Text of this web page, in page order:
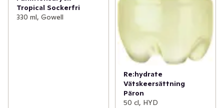
Tropical Sockerfri
330 ml, Gowell
Re:hydrate
Vätskeersättning
Päron
50 cl, HYD